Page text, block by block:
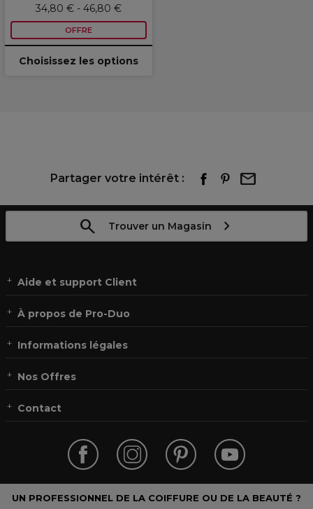
34,80 € - 46,80 €
OFFRE
Choisissez les options
Partager votre intérêt :
Trouver un Magasin
Aide et support Client
À propos de Pro-Duo
Informations légales
Nos Offres
Contact
UN PROFESSIONNEL DE LA COIFFURE OU DE LA BEAUTÉ ?